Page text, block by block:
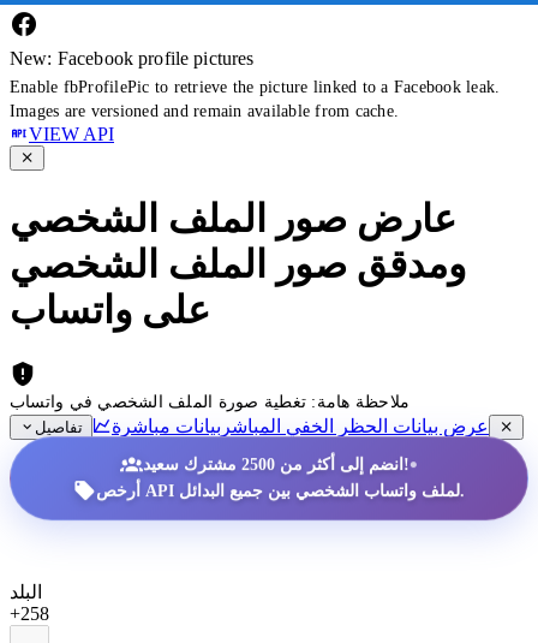
New: Facebook profile pictures
Enable fbProfilePic to retrieve the picture linked to a Facebook leak.
Images are versioned and remain available from cache.
VIEW API
عارض صور الملف الشخصي
ومدقق صور الملف الشخصي
على واتساب
ملاحظة هامة: تغطية صورة الملف الشخصي في واتساب
تفاصيل
عرض بيانات الحظر الخفي المباشر بيانات مباشرة
انضم إلى أكثر من 2500 مشترك سعيد!•
أرخص API لملف واتساب الشخصي بين جميع البدائل.
البلد
+258